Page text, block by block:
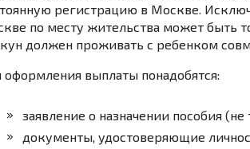
регистрацию в Москве.
по месту жительства может быть
должен проживать с ребенком
оформления выплаты понадобятся:
заявление о назначении пособия
документы, удостоверяющие